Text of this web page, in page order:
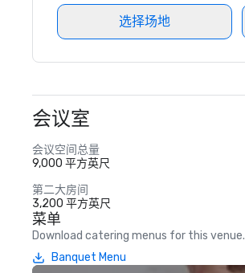
选择场地
会议室
会议空间总量
9,000 平方英尺
第二大房间
3,200 平方英尺
菜单
Download catering menus for this venue.
Banquet Menu